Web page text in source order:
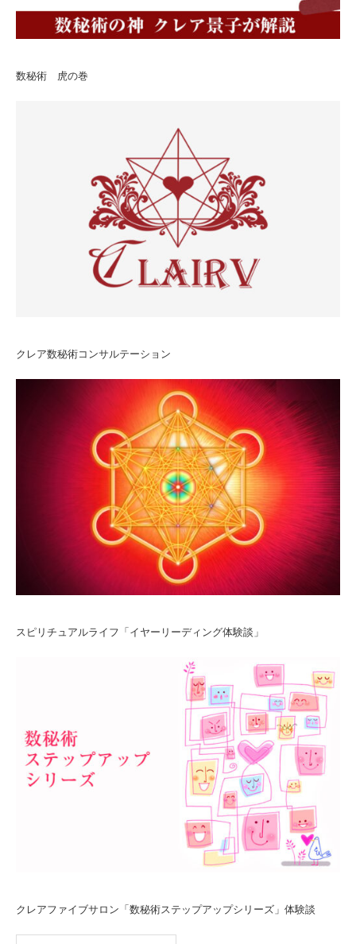
数秘術 虎の巻
クレア数秘術コンサルテーション
スピリチュアルライフ「イヤーリーディング体験談」
クレアファイブサロン「数秘術ステップアップシリーズ」体験談